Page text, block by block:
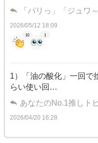
「パリっ」「ジュワ
2026/05/12 18:09
10 1
1）「油の酸化」一回で
らい使い回…
あなたのNo.1推しト
2026/04/20 16:28